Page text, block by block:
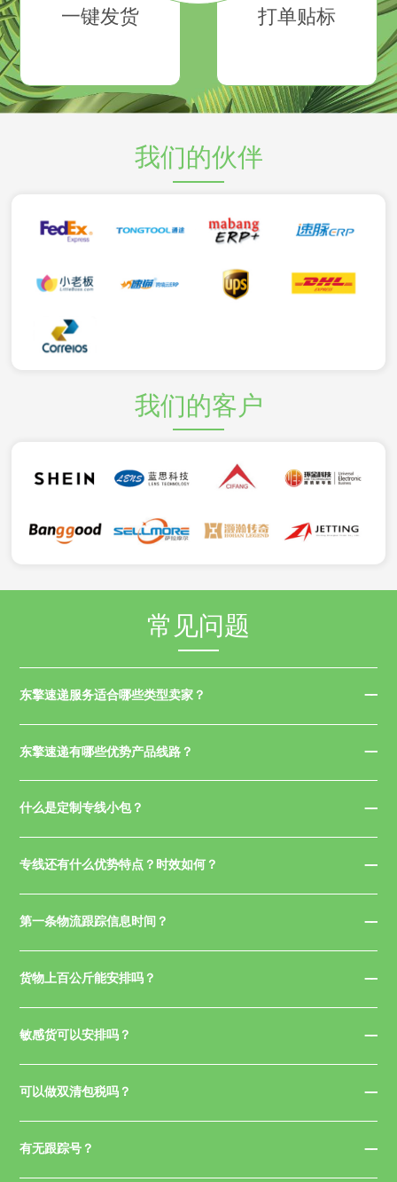
一键发货
打单贴标
我们的伙伴
我们的客户
常见问题
东擎速递服务适合哪些类型卖家？
东擎速递有哪些优势产品线路？
什么是定制专线小包？
专线还有什么优势特点？时效如何？
第一条物流跟踪信息时间？
货物上百公斤能安排吗？
敏感货可以安排吗？
可以做双清包税吗？
有无跟踪号？